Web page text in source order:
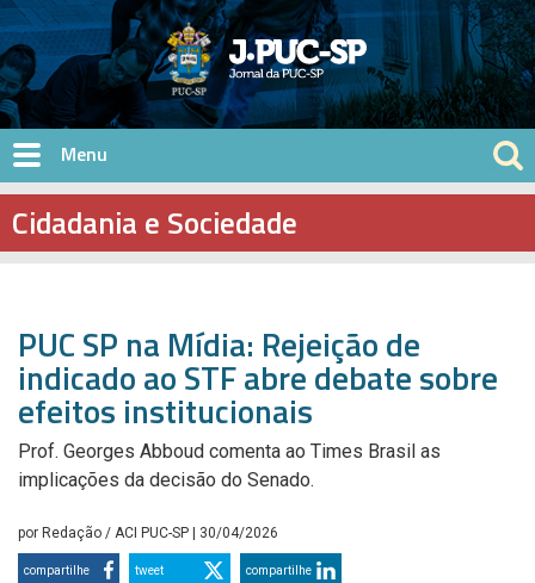
Pular para o conteúdo principal
Cidadania e Sociedade
PUC SP na Mídia: Rejeição de
indicado ao STF abre debate sobre
efeitos institucionais
Prof. Georges Abboud comenta ao Times Brasil as
implicações da decisão do Senado.
por Redação / ACI PUC-SP | 30/04/2026
compartilhe tweet compartilhe